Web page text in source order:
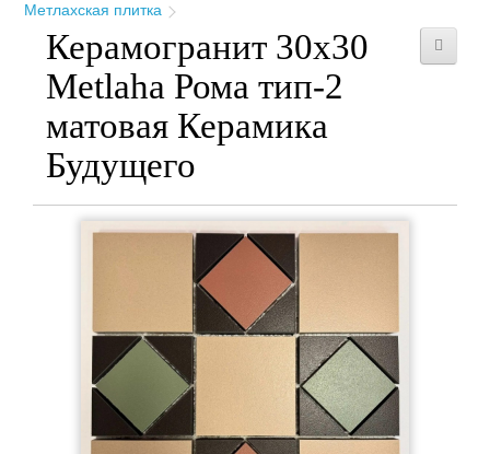
Метлахская плитка
Керамогранит 30x30
Metlaha Рома тип-2
матовая Керамика
Будущего